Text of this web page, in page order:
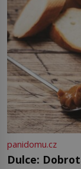
panidomu.cz
Dulce: